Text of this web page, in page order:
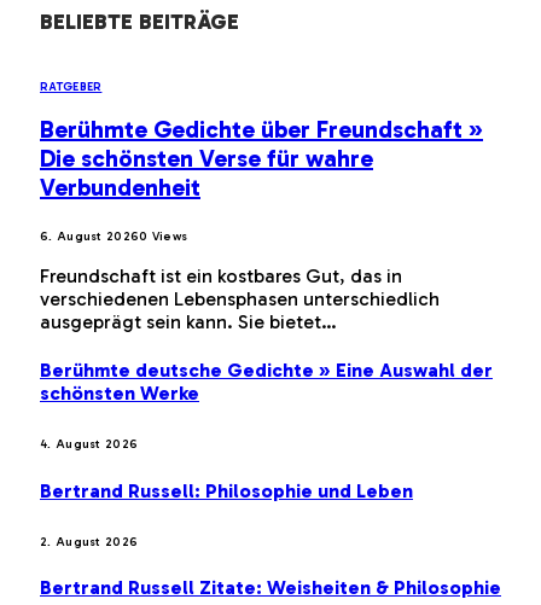
BELIEBTE BEITRÄGE
RATGEBER
Berühmte Gedichte über Freundschaft »
Die schönsten Verse für wahre
Verbundenheit
6. August 20260 Views
Freundschaft ist ein kostbares Gut, das in
verschiedenen Lebensphasen unterschiedlich
ausgeprägt sein kann. Sie bietet…
Berühmte deutsche Gedichte » Eine Auswahl der
schönsten Werke
4. August 2026
Bertrand Russell: Philosophie und Leben
2. August 2026
Bertrand Russell Zitate: Weisheiten & Philosophie